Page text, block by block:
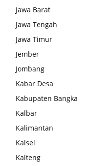
Jawa Barat
Jawa Tengah
Jawa Timur
Jember
Jombang
Kabar Desa
Kabupaten Bangka
Kalbar
Kalimantan
Kalsel
Kalteng